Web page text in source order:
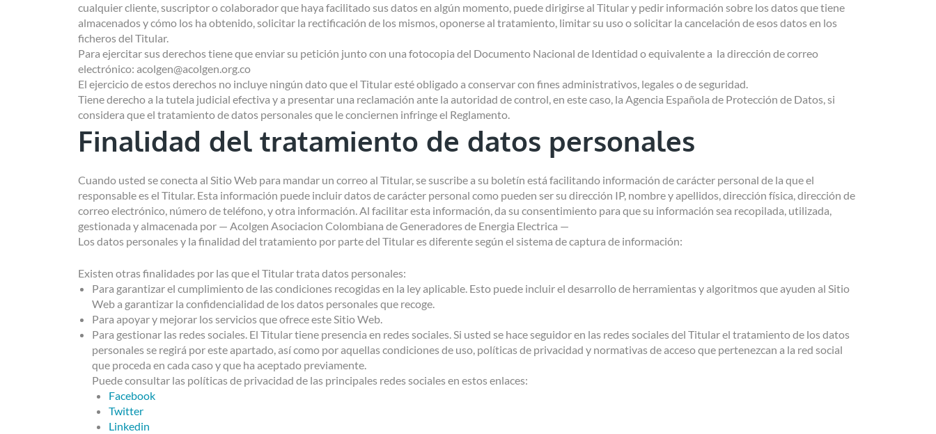
cualquier cliente, suscriptor o colaborador que haya facilitado sus datos en algún momento, puede dirigirse al Titular y pedir información sobre los datos que tiene
almacenados y cómo los ha obtenido, solicitar la rectificación de los mismos, oponerse al tratamiento, limitar su uso o solicitar la cancelación de esos datos en los
ficheros del Titular.
Para ejercitar sus derechos tiene que enviar su petición junto con una fotocopia del Documento Nacional de Identidad o equivalente a la dirección de correo
electrónico: acolgen@acolgen.org.co
El ejercicio de estos derechos no incluye ningún dato que el Titular esté obligado a conservar con fines administrativos, legales o de seguridad.
Tiene derecho a la tutela judicial efectiva y a presentar una reclamación ante la autoridad de control, en este caso, la Agencia Española de Protección de Datos, si
considera que el tratamiento de datos personales que le conciernen infringe el Reglamento.
Finalidad del tratamiento de datos personales
Cuando usted se conecta al Sitio Web para mandar un correo al Titular, se suscribe a su boletín está facilitando información de carácter personal de la que el
responsable es el Titular. Esta información puede incluir datos de carácter personal como pueden ser su dirección IP, nombre y apellidos, dirección física, dirección de
correo electrónico, número de teléfono, y otra información. Al facilitar esta información, da su consentimiento para que su información sea recopilada, utilizada,
gestionada y almacenada por — Acolgen Asociacion Colombiana de Generadores de Energia Electrica —
Los datos personales y la finalidad del tratamiento por parte del Titular es diferente según el sistema de captura de información:
Existen otras finalidades por las que el Titular trata datos personales:
Para garantizar el cumplimiento de las condiciones recogidas en la ley aplicable. Esto puede incluir el desarrollo de herramientas y algoritmos que ayuden al Sitio
Web a garantizar la confidencialidad de los datos personales que recoge.
Para apoyar y mejorar los servicios que ofrece este Sitio Web.
Para gestionar las redes sociales. El Titular tiene presencia en redes sociales. Si usted se hace seguidor en las redes sociales del Titular el tratamiento de los datos
personales se regirá por este apartado, así como por aquellas condiciones de uso, políticas de privacidad y normativas de acceso que pertenezcan a la red social
que proceda en cada caso y que ha aceptado previamente.
Puede consultar las políticas de privacidad de las principales redes sociales en estos enlaces:
Facebook
Twitter
Linkedin